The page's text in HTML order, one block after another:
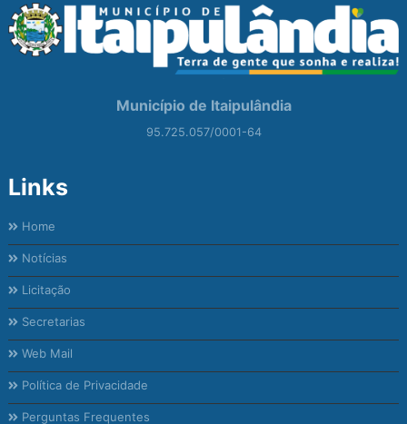
Município de Itaipulândia
95.725.057/0001-64
Links
Home
Notícias
Licitação
Secretarias
Web Mail
Política de Privacidade
Perguntas Frequentes